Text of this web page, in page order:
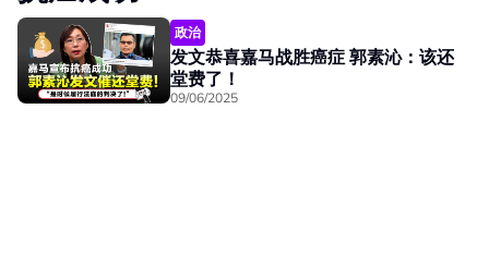
政治
发文恭喜嘉马战胜癌症 郭素沁：该还
堂费了！
09/06/2025